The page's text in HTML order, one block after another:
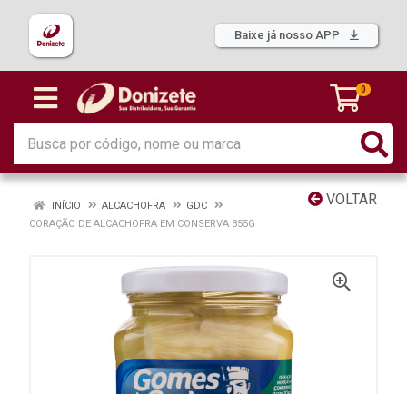
Baixe já nosso APP
0
VOLTAR
INÍCIO ALCACHOFRA
GDC
CORAÇÃO DE ALCACHOFRA EM CONSERVA 355G